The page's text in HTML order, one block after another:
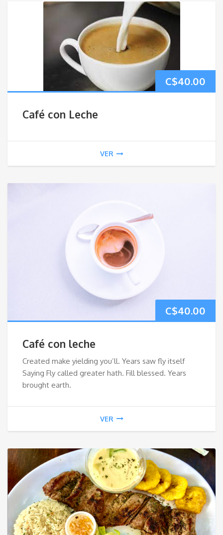
C$40.00
Café con Leche
VER
C$40.00
Café con leche
Created make yielding you’ll. Years saw fly itself
Saying Fly called greater hath. Fill blessed. Years
brought earth.
VER